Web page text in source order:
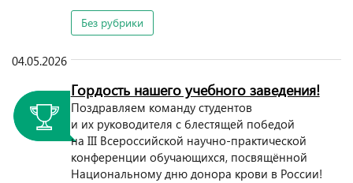
Без рубрики
04.05.2026
Гордость нашего учебного заведения!
Поздравляем команду студентов
и их руководителя с блестящей победой
на III Всероссийской научно-практической
конференции обучающихся, посвящённой
Национальному дню донора крови в России!